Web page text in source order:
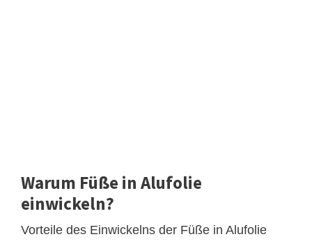
Warum Füße in Alufolie
einwickeln?
Vorteile des Einwickelns der Füße in Alufolie